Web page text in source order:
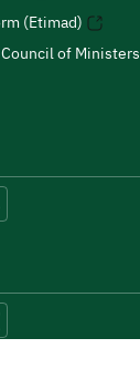
(Etimad)
of Ministers